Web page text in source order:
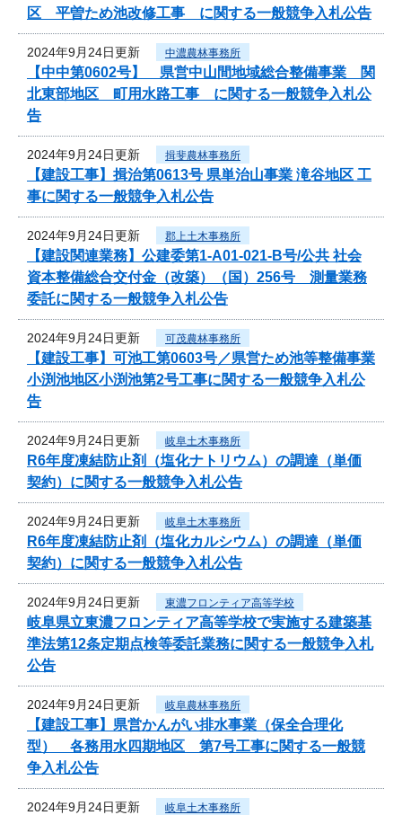
区 平曽ため池改修工事 に関する一般競争入札公告
2024年9月24日更新 中濃農林事務所
【中中第0602号】 県営中山間地域総合整備事業 関
北東部地区 町用水路工事 に関する一般競争入札公
告
2024年9月24日更新 揖斐農林事務所
【建設工事】揖治第0613号 県単治山事業 滝谷地区 工
事に関する一般競争入札公告
2024年9月24日更新 郡上土木事務所
【建設関連業務】公建委第1-A01-021-B号/公共 社会
資本整備総合交付金（改築）（国）256号 測量業務
委託に関する一般競争入札公告
2024年9月24日更新 可茂農林事務所
【建設工事】可池工第0603号／県営ため池等整備事業
小渕池地区小渕池第2号工事に関する一般競争入札公
告
2024年9月24日更新 岐阜土木事務所
R6年度凍結防止剤（塩化ナトリウム）の調達（単価
契約）に関する一般競争入札公告
2024年9月24日更新 岐阜土木事務所
R6年度凍結防止剤（塩化カルシウム）の調達（単価
契約）に関する一般競争入札公告
2024年9月24日更新 東濃フロンティア高等学校
岐阜県立東濃フロンティア高等学校で実施する建築基
準法第12条定期点検等委託業務に関する一般競争入札
公告
2024年9月24日更新 岐阜農林事務所
【建設工事】県営かんがい排水事業（保全合理化
型） 各務用水四期地区 第7号工事に関する一般競
争入札公告
2024年9月24日更新 岐阜土木事務所